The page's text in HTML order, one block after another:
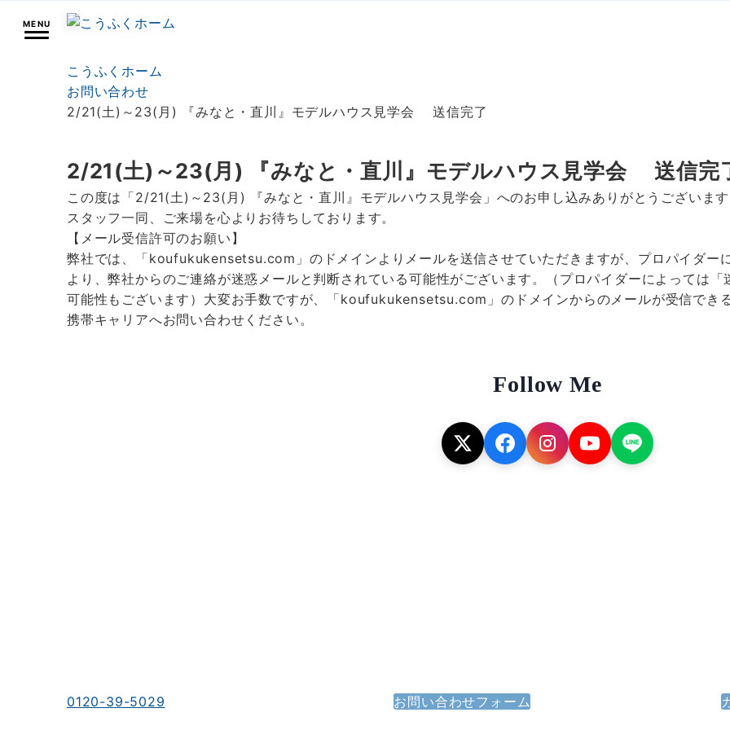
MENU
こうふくホーム
お問い合わせ
2/21(土)～23(月) 『みなと・直川』モデルハウス見学会 送信完了
2/21(土)～23(月) 『みなと・直川』モデルハウス見学会 送信完
この度は「2/21(土)～23(月) 『みなと・直川』モデルハウス見学会」へのお申し込みありがとうございます
スタッフ一同、ご来場を心よりお待ちしております。
【メール受信許可のお願い】
弊社では、「koufukukensetsu.com」のドメインよりメールを送信させていただきますが、プロパイダー
より、弊社からのご連絡が迷惑メールと判断されている可能性がございます。（プロパイダーによっては
可能性もございます）大変お手数ですが、「koufukukensetsu.com」のドメインからのメールが受信でき
携帯キャリアへお問い合わせください。
Follow Me
0120-39-5029
お問い合わせフォーム